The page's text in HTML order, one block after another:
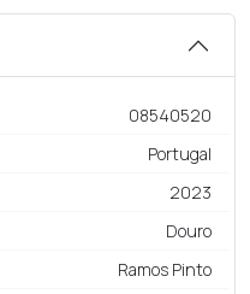
08540520
Portugal
2023
Douro
Ramos Pinto